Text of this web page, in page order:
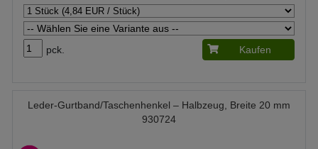
pck. Kaufen
Leder-Gurtband/Taschenhenkel – Halbzeug, Breite 20 mm
930724